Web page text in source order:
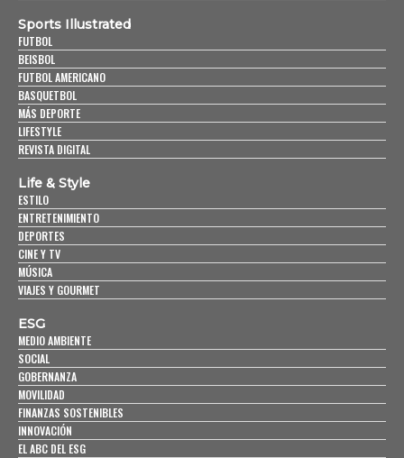
Sports Illustrated
FUTBOL
BEISBOL
FUTBOL AMERICANO
BASQUETBOL
MÁS DEPORTE
LIFESTYLE
REVISTA DIGITAL
Life & Style
ESTILO
ENTRETENIMIENTO
DEPORTES
CINE Y TV
MÚSICA
VIAJES Y GOURMET
ESG
MEDIO AMBIENTE
SOCIAL
GOBERNANZA
MOVILIDAD
FINANZAS SOSTENIBLES
INNOVACIÓN
EL ABC DEL ESG